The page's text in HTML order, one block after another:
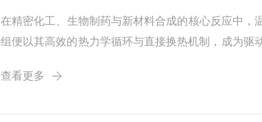
在精密化工、生物制药与新材料合成的核心反应中
组便以其高效的热力学循环与直接换热机制，成为驱
的鸿沟。...
查看更多